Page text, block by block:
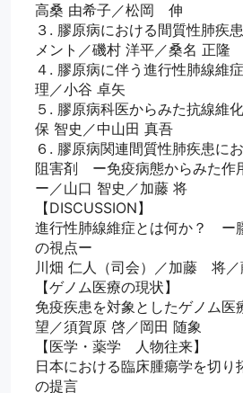
高桑 由希子／松岡　伸
３. 膠原病における間質性肺疾
メント／磯村 洋平／桑名 正隆
４. 膠原病に伴う進行性肺線維
理／小谷 卓矢
５. 膠原病科医からみた抗線維
保 智史／中山田 真吾
６. 膠原病関連間質性肺疾患に
阻害剤　ー免疫病態からみた作
ー／山口 智史／加藤 将
【DISCUSSION】
進行性肺線維症とは何か？　ー
の視点ー
川畑 仁人（司会）／加藤　将
【ゲノム医療の現状】
免疫疾患を対象としたゲノム医
望／須賀原 啓／岡田 随象
【医学・薬学　人物往来】
日本における臨床腫瘍学を切り
の提言